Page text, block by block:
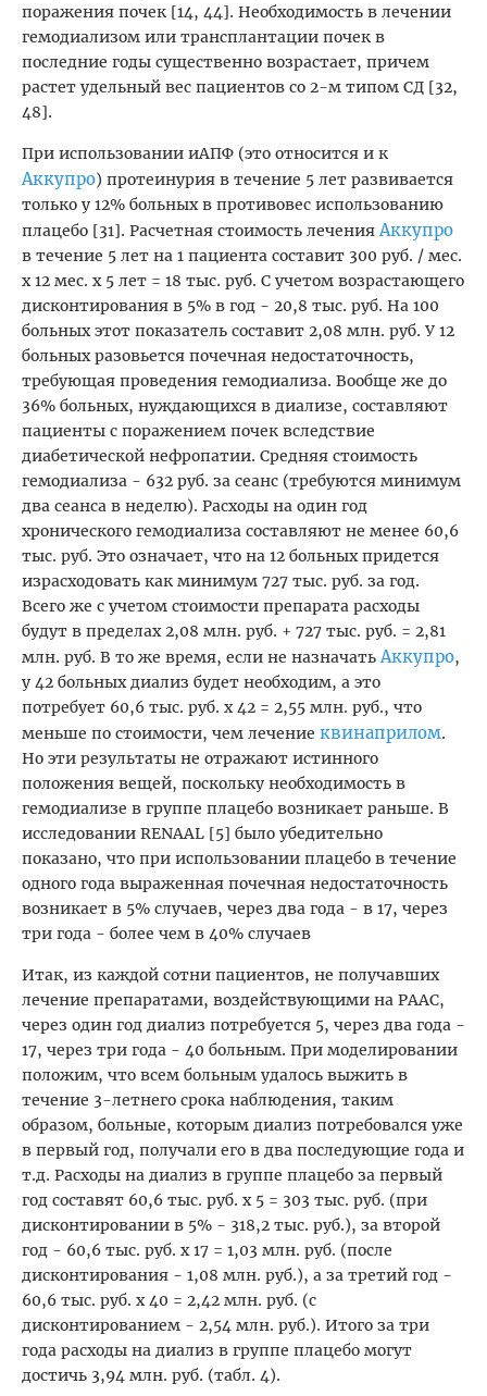
поражения почек [14, 44]. Необходимость в лечении
гемодиализом или трансплантации почек в
последние годы существенно возрастает, причем
растет удельный вес пациентов со 2-м типом СД [32,
48].
При использовании иАПФ (это относится и к
Аккупро) протеинурия в течение 5 лет развивается
только у 12% больных в противовес использованию
плацебо [31]. Расчетная стоимость леченияАккупро
в течение 5 лет на 1 пациента составит 300 руб. / мес.
х 12 мес. х 5 лет = 18 тыс. руб. С учетом возрастающего
дисконтирования в 5% в год - 20,8 тыс. руб. На 100
больных этот показатель составит 2,08 млн. руб. У 12
больных разовьется почечная недостаточность,
требующая проведения гемодиализа. Вообще же до
36% больных, нуждающихся в диализе, составляют
пациенты с поражением почек вследствие
диабетической нефропатии. Средняя стоимость
гемодиализа - 632 руб. за сеанс (требуются минимум
два сеанса в неделю). Расходы на один год
хронического гемодиализа составляют не менее 60,6
тыс. руб. Это означает, что на 12 больных придется
израсходовать как минимум 727 тыс. руб. за год.
Всего же с учетом стоимости препарата расходы
будут в пределах 2,08 млн. руб. + 727 тыс. руб. = 2,81
млн. руб. В то же время, если не назначатьАккупро,
у 42 больных диализ будет необходим, а это
потребует 60,6 тыс. руб. х 42 = 2,55 млн. руб., что
меньше по стоимости, чем лечение квинаприлом.
Но эти результаты не отражают истинного
положения вещей, поскольку необходимость в
гемодиализе в группе плацебо возникает раньше. В
исследовании RENAAL [5] было убедительно
показано, что при использовании плацебо в течение
одного года выраженная почечная недостаточность
возникает в 5% случаев, через два года - в 17, через
три года - более чем в 40% случаев
Итак, из каждой сотни пациентов, не получавших
лечение препаратами, воздействующими на РААС,
через один год диализ потребуется 5, через два года -
17, через три года - 40 больным. При моделировании
положим, что всем больным удалось выжить в
течение 3-летнего срока наблюдения, таким
образом, больные, которым диализ потребовался уже
в первый год, получали его в два последующие года и
т.д. Расходы на диализ в группе плацебо за первый
год составят 60,6 тыс. руб. х 5 = 303 тыс. руб. (при
дисконтировании в 5% - 318,2 тыс. руб.), за второй
год - 60,6 тыс. руб. х 17 = 1,03 млн. руб. (после
дисконтирования - 1,08 млн. руб.), а за третий год -
60,6 тыс. руб. х 40 = 2,42 млн. руб. (с
дисконтированием - 2,54 млн. руб.). Итого за три
года расходы на диализ в группе плацебо могут
достичь 3,94 млн. руб. (табл. 4).